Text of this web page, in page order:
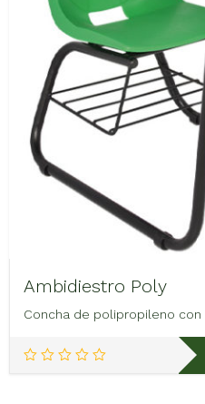
en
Ambidiestro Poly
Concha de polipropileno
Este